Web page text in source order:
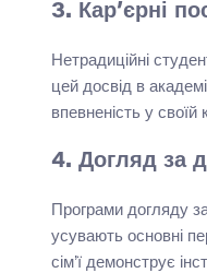
3. Кар’єрні
Нетрадиційні
цей досвід в
впевненість у своїй
4. Догляд за
Програми догляду
усувають основні
сім’ї демонструє